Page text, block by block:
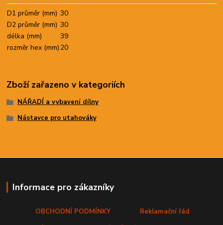
D1 průměr (mm) 30
D2 průměr (mm) 30
délka (mm)
39
rozměr hex (mm) 20
Zboží zařazeno v kategoriích
NÁŘADÍ a vybavení dílny
Nástavce pro utahováky
Informace pro zákazníky
OBCHODNÍ PODMÍNKY
Reklamační řád